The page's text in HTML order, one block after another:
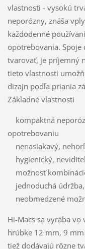
vlastnosti - vysokú
neporózny, znáša
každodenné
opotrebovania. Spoje
tvarovať, je príjemný
tieto vlastnosti
dizajn podľa priania
Základné vlastnosti
kompaktná
opotrebovaniu
nenasiakavý,
hygienický,
možnosť
jednoduchá
neobmedzené
Hi-Macs sa vyrába
hrúbke 12 mm, 9
tiež dodávajú rôzne